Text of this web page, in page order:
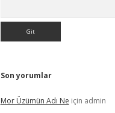
Son yorumlar
Mor Üzümün Adı Ne için admin